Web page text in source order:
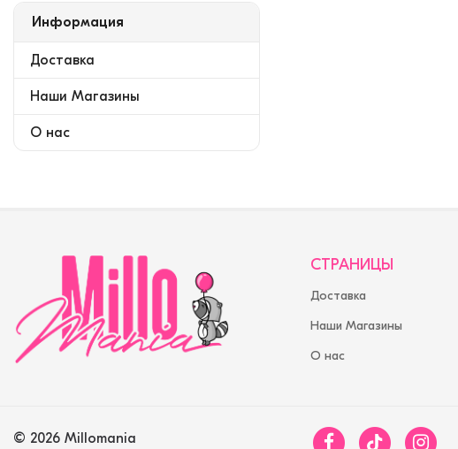
Информация
Доставка
Наши Магазины
О нас
СТРАНИЦЫ
Доставка
Наши Магазины
О нас
© 2026 Millomania